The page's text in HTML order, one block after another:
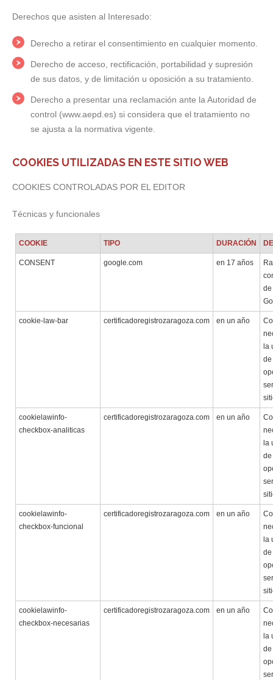
Derechos que asisten al Interesado:
Derecho a retirar el consentimiento en cualquier momento.
Derecho de acceso, rectificación, portabilidad y supresión
de sus datos, y de limitación u oposición a su tratamiento.
Derecho a presentar una reclamación ante la Autoridad de
control (www.aepd.es) si considera que el tratamiento no
se ajusta a la normativa vigente.
COOKIES UTILIZADAS EN ESTE SITIO WEB
COOKIES CONTROLADAS POR EL EDITOR
Técnicas y funcionales
COOKIE TIPO DURACIÓN
CONSENT google.com en 17 años
de
cookie-law-bar certificadoregistrozaragoza.com en un año
la
de
cookielawinfo-
checkbox-analiticas
certificadoregistrozaragoza.com en un año
la
de
cookielawinfo-
checkbox-funcional
certificadoregistrozaragoza.com en un año
la
de
cookielawinfo-
checkbox-necesarias
certificadoregistrozaragoza.com en un año
la
de